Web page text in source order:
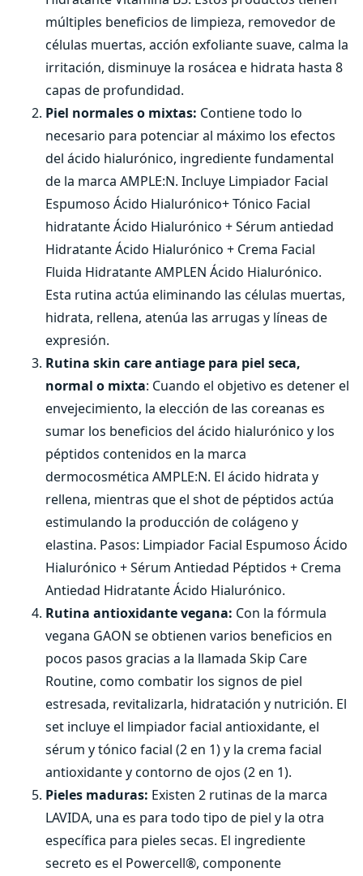
múltiples beneficios de limpieza, removedor de
células muertas, acción exfoliante suave, calma la
irritación, disminuye la rosácea e hidrata hasta 8
capas de profundidad.
Piel normales o mixtas: Contiene todo lo
necesario para potenciar al máximo los efectos
del ácido hialurónico, ingrediente fundamental
de la marca AMPLE:N. Incluye Limpiador Facial
Espumoso Ácido Hialurónico+ Tónico Facial
hidratante Ácido Hialurónico + Sérum antiedad
Hidratante Ácido Hialurónico + Crema Facial
Fluida Hidratante AMPLEN Ácido Hialurónico.
Esta rutina actúa eliminando las células muertas,
hidrata, rellena, atenúa las arrugas y líneas de
expresión.
Rutina skin care antiage para piel seca,
normal o mixta: Cuando el objetivo es detener el
envejecimiento, la elección de las coreanas es
sumar los beneficios del ácido hialurónico y los
péptidos contenidos en la marca
dermocosmética AMPLE:N. El ácido hidrata y
rellena, mientras que el shot de péptidos actúa
estimulando la producción de colágeno y
elastina. Pasos: Limpiador Facial Espumoso Ácido
Hialurónico + Sérum Antiedad Péptidos + Crema
Antiedad Hidratante Ácido Hialurónico.
Rutina antioxidante vegana: Con la fórmula
vegana GAON se obtienen varios beneficios en
pocos pasos gracias a la llamada Skip Care
Routine, como combatir los signos de piel
estresada, revitalizarla, hidratación y nutrición. El
set incluye el limpiador facial antioxidante, el
sérum y tónico facial (2 en 1) y la crema facial
antioxidante y contorno de ojos (2 en 1).
Pieles maduras: Existen 2 rutinas de la marca
LAVIDA, una es para todo tipo de piel y la otra
específica para pieles secas. El ingrediente
secreto es el Powercell®, componente